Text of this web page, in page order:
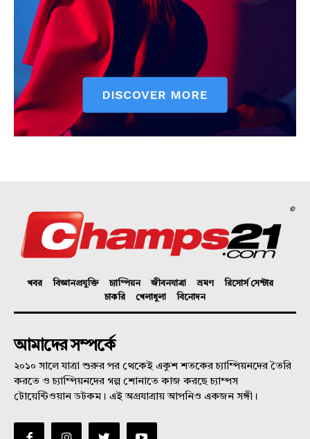
©
খবর বিজ্ঞানপ্রযুক্তি চ্যাম্পিয়ন জীবনযাত্রা ভ্রমণ
রিসোর্স সেন্টার
চাকরি
খেলাধুলা বিনোদন
আমাদের সম্পর্কে
২০১০ সালে যাত্রা শুরুর পর থেকেই একুশ শতকের চ্যাম্পিয়নদের তৈরি
করতে ও চ্যাম্পিয়নদের গল্প শোনাতে কাজ করছে চ্যাম্পস
টোয়েন্টিওয়ান ডটকম। এই অগ্রযাত্রায় আপনিও একজন সঙ্গী।